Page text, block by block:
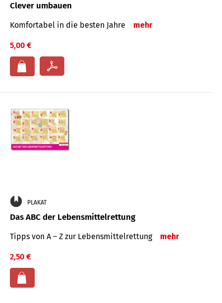
Clever umbauen
Komfortabel in die besten Jahre mehr
5,00 €
PLAKAT
Das ABC der Lebensmittelrettung
Tipps von A – Z zur Lebensmittelrettung mehr
2,50 €